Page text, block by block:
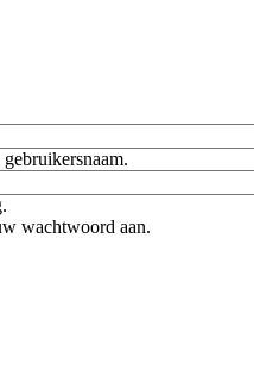
wachtwoord aan.